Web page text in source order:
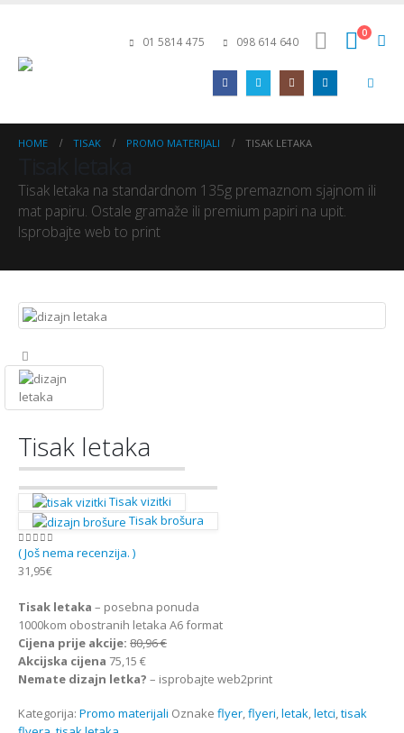
01 5814 475 098 614 640
0
HOME TISAK PROMO MATERIJALI TISAK LETAKA
Tisak letaka na standardnom 135g premaznom sjajnom ili
mat papiru. Ostale gramaže ili premium papiri na upit.
Isprobajte web to print
Tisak letaka
Tisak vizitki
Tisak brošura
0out of 5
( Još nema recenzija. )
31,95€
Tisak letaka – posebna ponuda
1000kom obostranih letaka A6 format
Cijena prije akcije: 80,96 €
Akcijska cijena 75,15 €
Nemate dizajn letka? – isprobajte web2print
Kategorija: Promo materijali Oznake flyer,flyeri,letak,letci,tisak